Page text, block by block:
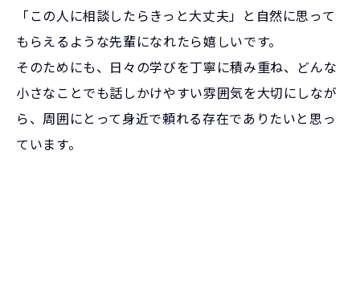
「この人に相談したらきっと大丈夫」と自然に思って
もらえるような先輩になれたら嬉しいです。
そのためにも、日々の学びを丁寧に積み重ね、どんな
小さなことでも話しかけやすい雰囲気を大切にしなが
ら、周囲にとって身近で頼れる存在でありたいと思っ
ています。